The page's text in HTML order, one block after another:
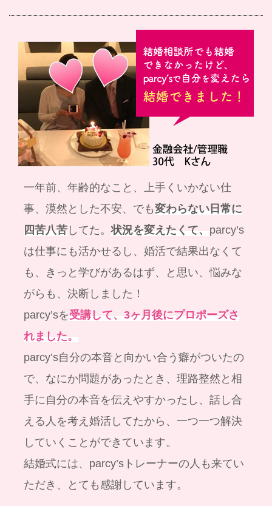
一年前、年齢的なこと、上手くいかない仕
事、漠然とした不安、でも変わらない日常に
四苦八苦してた。状況を変えたくて、 parcy’s
は仕事にも活かせるし、婚活で結果出なくて
も、きっと学びがあるはず、と思い、悩みな
がらも、決断しました！
parcy’sを受講して、3ヶ月後にプロポーズさ
れました。
parcy’s自分の本音と向かい合う癖がついたの
で、なにか問題があったとき、理路整然と相
手に自分の本音を伝えやすかったし、話し合
える人を考え婚活してたから、一つ一つ解決
していくことができています。
結婚式には、parcy’sトレーナーの人も来てい
ただき、とても感謝しています。